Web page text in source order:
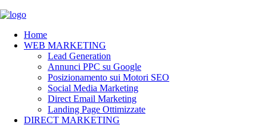
Home
WEB MARKETING
Lead Generation
Annunci PPC su Google
Posizionamento sui Motori SEO
Social Media Marketing
Direct Email Marketing
Landing Page Ottimizzate
DIRECT MARKETING